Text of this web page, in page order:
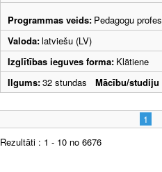
Programmas veids: Pedagogu
Valoda:latviešu (LV)
Izglītības ieguves forma: Klātiene
Ilgums:32 stundas Mācību/studiju
1
Rezultāti : 1 - 10 no 6676